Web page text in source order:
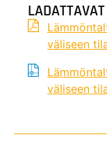
väliseen
väliseen